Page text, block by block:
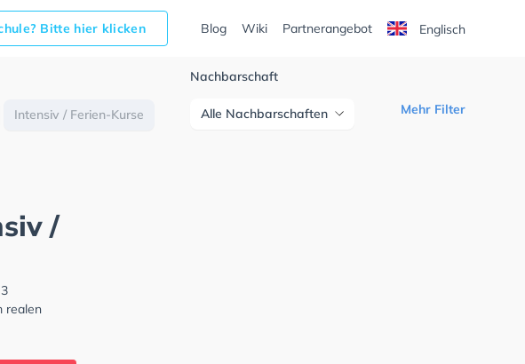
Bitte hier klicken Blog Wiki Partnerangebot Englisch
Intensiv / Ferien-Kurse
Nachbarschaft
Alle Nachbarschaften Mehr Filter
/
realen